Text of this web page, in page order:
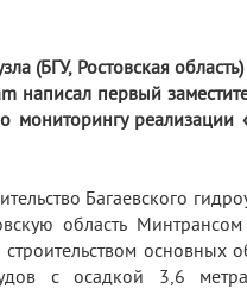
(БГУ, Ростовская
написал первый
мониторингу
Багаевского
область Минтрансом
основных
с осадкой 3,6